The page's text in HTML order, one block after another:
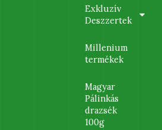
Exkluzív
Deszzertek
Millenium
termékek
Magyar
Pálinkás
drazsék
100g